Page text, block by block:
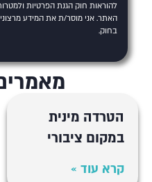
להוראות חוק הגנת הפרטיות
האתר. אני מוסר/ת את המידע
בחוק.
הטרדה מינית
במקום ציבורי
קרא עוד »